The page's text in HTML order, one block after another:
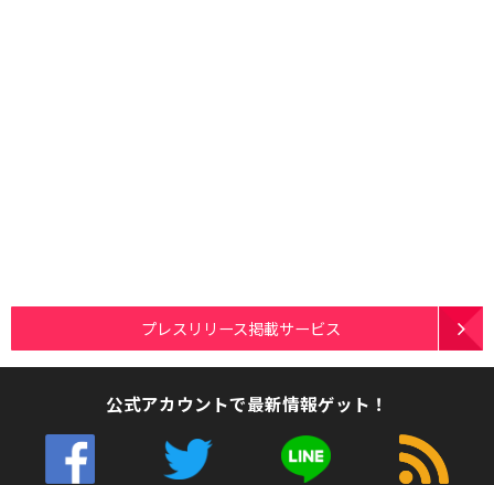
プレスリリース掲載サービス
公式アカウントで最新情報ゲット！